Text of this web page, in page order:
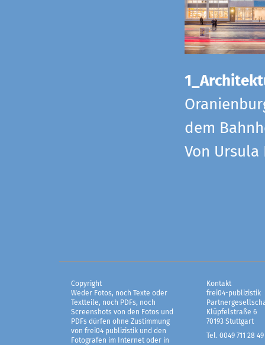
dem
Von Ursula
Copyright
Weder Fotos, noch Texte oder
Textteile, noch PDFs, noch
Screenshots von den Fotos und
PDFs dürfen ohne Zustimmung
von frei04 publizistik und den
Fotografen im Internet oder in
Kontakt
frei04-publizistik
Klüpfelstraße 6
70193 Stuttgart
Tel. 0049 711 28 49